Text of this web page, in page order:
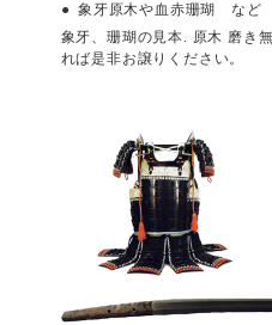
象牙原木や血赤珊瑚 など
象牙、珊瑚の見本. 原木 磨き
れば是非お譲りください。